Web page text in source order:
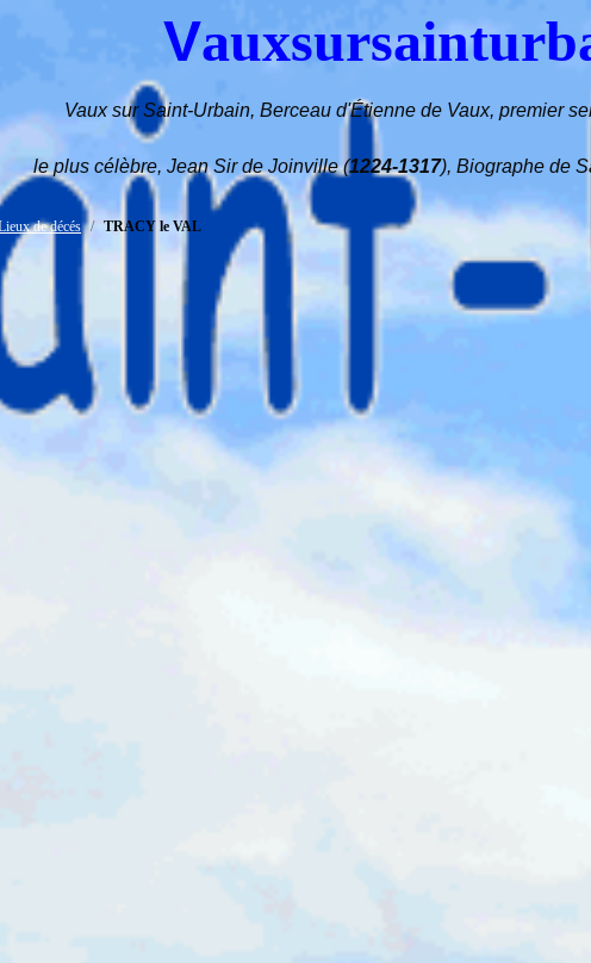
V
Vaux sur Saint-Urbain, Berceau d'Étienne de Vaux, premier
le plus célèbre, Jean Sir de Joinville (1224-1317), Biographe de
de décés TRACY le VAL